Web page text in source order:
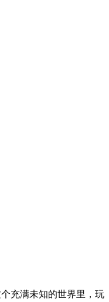
充满未知的世界里，玩